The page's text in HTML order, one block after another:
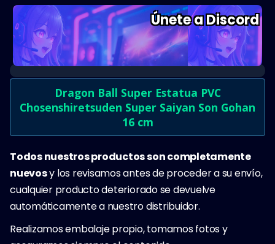
Únete a Discord
Dragon Ball Super Estatua PVC
Chosenshiretsuden Super Saiyan Son Gohan
16 cm
Todos nuestros productos son completamente
nuevosy los revisamos antes de proceder a su envío,
cualquier producto deteriorado se devuelve
automáticamente a nuestro distribuidor.
Realizamos embalaje propio, tomamos fotos y